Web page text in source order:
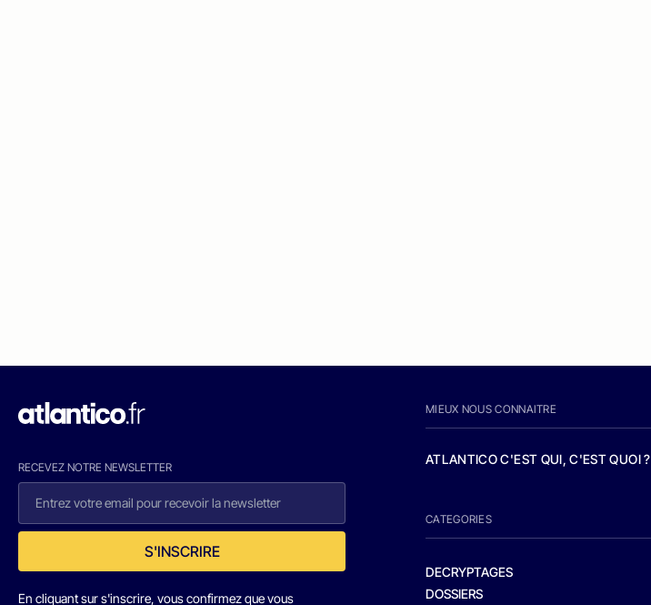
RECEVEZ NOTRE NEWSLETTER
S'INSCRIRE
En cliquant sur s'inscrire, vous confirmez que vous
MIEUX NOUS CONNAITRE
ATLANTICO C'EST QUI, C'EST QUOI ?
CATEGORIES
DECRYPTAGES
DOSSIERS